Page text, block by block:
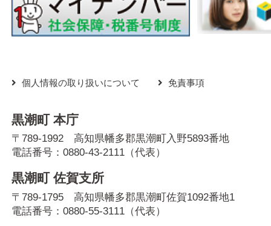
個人情報の取り扱いについて 免責事項
黒潮町 本庁
〒789-1992 高知県幡多郡黒潮町入野5893番地
電話番号：0880-43-2111 （代表）
黒潮町 佐賀支所
〒789-1795 高知県幡多郡黒潮町佐賀1092番地1
電話番号：0880-55-3111 （代表）